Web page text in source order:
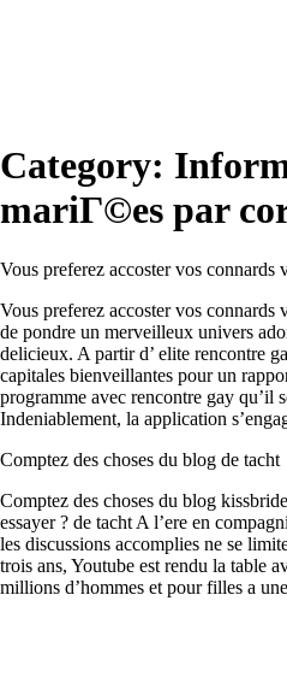
Category:
mariГ©es par
Vous preferez accoster vos connards
Vous preferez accoster vos connards
de pondre un merveilleux univers
delicieux. A partir d’ elite rencontre
capitales bienveillantes pour un
programme avec rencontre gay qu’il
Indeniablement, la application
Comptez des choses du blog de tacht
Comptez des choses du blog
essayer ? de tacht A l’ere en
les discussions accomplies ne se
trois ans, Youtube est rendu la table
millions d’hommes et pour filles a